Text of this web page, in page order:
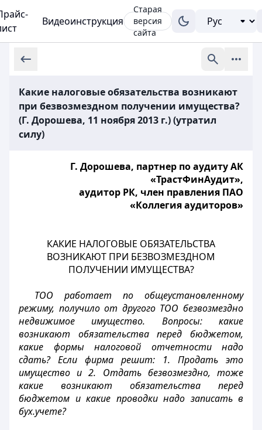
Видеоинструкция
Старая
версия
сайта
Какие налоговые обязательства возникают
при безвозмездном получении имущества?
(Г. Дорошева, 11 ноября 2013 г.) (утратил
силу)
Г. Дорошева, партнер по аудиту АК
«ТрастФинАудит»,
аудитор РК, член правления ПАО
«Коллегия аудиторов»
КАКИЕ НАЛОГОВЫЕ ОБЯЗАТЕЛЬСТВА
ВОЗНИКАЮТ ПРИ БЕЗВОЗМЕЗДНОМ
ПОЛУЧЕНИИ ИМУЩЕСТВА?
ТОО работает по общеустановленному
режиму, получило от другого ТОО безвозмездно
недвижимое имущество. Вопросы: какие
возникают обязательства перед бюджетом,
какие формы налоговой отчетности надо
сдать? Если фирма решит: 1. Продать это
имущество и 2. Отдать безвозмездно, тоже
какие возникают обязательства перед
бюджетом и какие проводки надо записать в
бух.учете?